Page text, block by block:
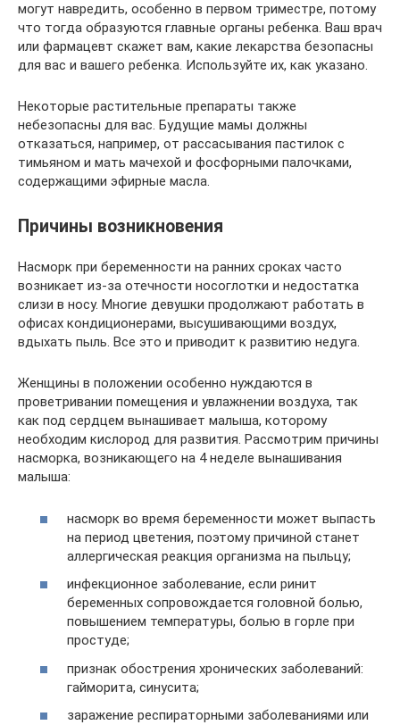
могут навредить, особенно в первом триместре, потому
что тогда образуются главные органы ребенка. Ваш врач
или фармацевт скажет вам, какие лекарства безопасны
для вас и вашего ребенка. Используйте их, как указано.
Некоторые растительные препараты также
небезопасны для вас. Будущие мамы должны
отказаться, например, от рассасывания пастилок с
тимьяном и мать мачехой и фосфорными палочками,
содержащими эфирные масла.
Причины возникновения
Насморк при беременности на ранних сроках часто
возникает из-за отечности носоглотки и недостатка
слизи в носу. Многие девушки продолжают работать в
офисах кондиционерами, высушивающими воздух,
вдыхать пыль. Все это и приводит к развитию недуга.
Женщины в положении особенно нуждаются в
проветривании помещения и увлажнении воздуха, так
как под сердцем вынашивает малыша, которому
необходим кислород для развития. Рассмотрим причины
насморка, возникающего на 4 неделе вынашивания
малыша:
насморк во время беременности может выпасть
на период цветения, поэтому причиной станет
аллергическая реакция организма на пыльцу;
инфекционное заболевание, если ринит
беременных сопровождается головной болью,
повышением температуры, болью в горле при
простуде;
признак обострения хронических заболеваний:
гайморита, синусита;
заражение респираторными заболеваниями или